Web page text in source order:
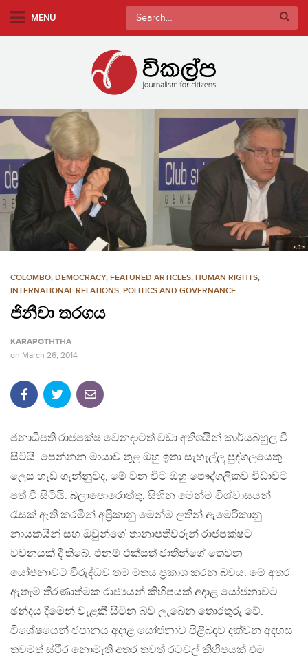
m
n
o
n
e
MENU
Search
for:
COLOMBO, DEMOCRACY, FEATURED ARTICLES, HUMAN RIGHTS,
INTERNATIONAL RELATIONS, POLITICS AND GOVERNANCE
ජිනීවා තරගය
KARAPOTHTHA
on March 26, 2014
ජනාධිපති රාජපක්ෂ වෙනදාටත් වඩා අතිශයින් කාර්යබහුල වී
සිටියි. පෙන්නන මායාව තුළ ඔහු ඉතා සැහැල්ලු පුද්ගලයෙකු
ලෙස හැඩ ගැන්නුවද, මේ වන විට ඔහු පෞද්ගලිකව විඩාවට
පත් වී සිටියි. බලාපොරොත්තු, සිහින මෙන්ම විශ්වාසයන්
රැසක් ඇති කරමින් අප්‍රිකානු මෙන්ම ලතින් ඇමෙරිකානු
නායකයින් සහ ඔවුන්ගේ තානාපතිවරුන් රාජපක්ෂට
වචනයක් දී තිබේ. එනම් එක්සත් ජාතීන්ගේ තෙවන
යෝජනාවට විරුද්ධව තම මතය ප්‍රකාශ කරන බවය. මේ අතර
ඇතැම් තීරණාත්මක රාජ්‍යයන් කිහිපයක් අදාළ යෝජනාවට
ඡන්දය දීමෙන් වැළකී සිටින බව ලැබෙන තොරතුරු වේ.
විශේෂයෙන් ජපානය අදාළ යෝජනාව පිළිබඳව දක්වන අදහස
තවමත් ස්ථීර නොමැති අතර තවත් රටවල් කිහිපයක් එම